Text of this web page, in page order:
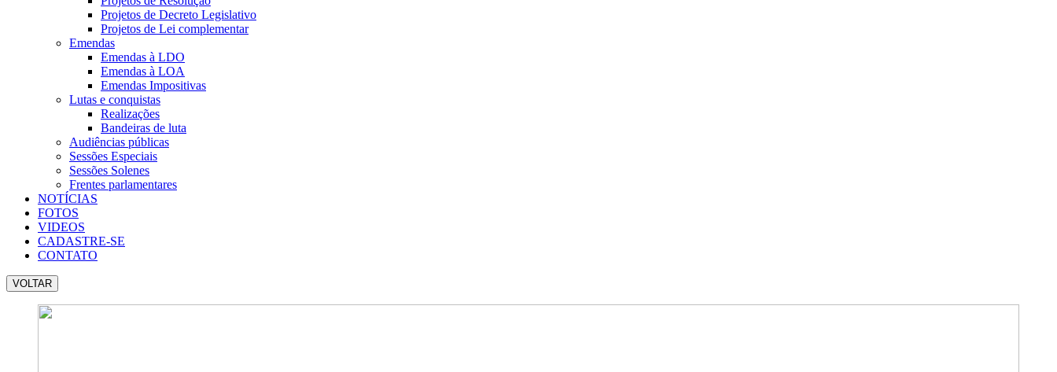
Projetos de Decreto Legislativo
Projetos de Lei complementar
Emendas
Emendas à LDO
Emendas à LOA
Emendas Impositivas
Lutas e conquistas
Realizações
Bandeiras de luta
Audiências públicas
Sessões Especiais
Sessões Solenes
Frentes parlamentares
NOTÍCIAS
FOTOS
VIDEOS
CADASTRE-SE
CONTATO
VOLTAR